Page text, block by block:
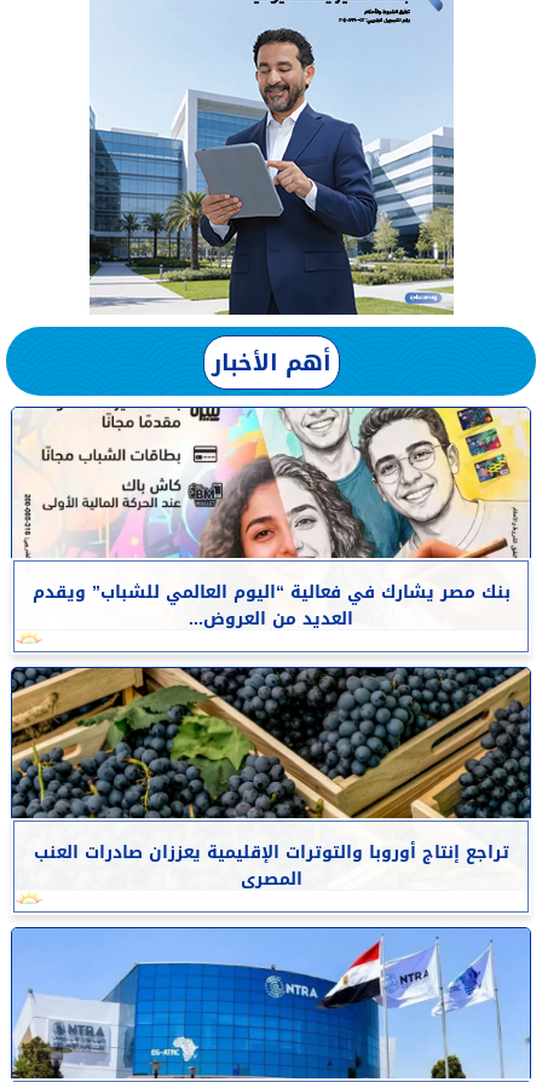
أهم الأخبار
بنك مصر يشارك في فعالية “اليوم العالمي للشباب” ويقدم
العديد من العروض...
تراجع إنتاج أوروبا والتوترات الإقليمية يعززان صادرات العنب
المصرى